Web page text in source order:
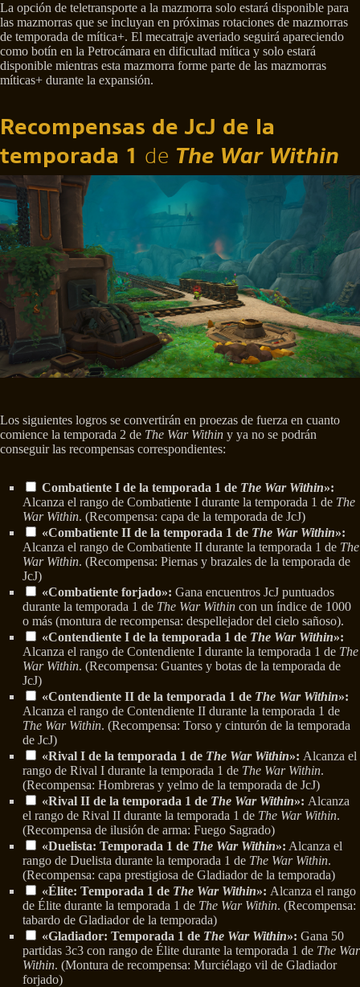
La opción de teletransporte a la mazmorra solo estará disponible para
las mazmorras que se incluyan en próximas rotaciones de mazmorras
de temporada de mítica+. El mecatraje averiado seguirá apareciendo
como botín en la Petrocámara en dificultad mítica y solo estará
disponible mientras esta mazmorra forme parte de las mazmorras
míticas+ durante la expansión.
Recompensas de JcJ de la
temporada 1 de The War Within
Los siguientes logros se convertirán en proezas de fuerza en cuanto
comience la temporada 2 de The War Within y ya no se podrán
conseguir las recompensas correspondientes:
Combatiente I de la temporada 1 de The War Within»:
Alcanza el rango de Combatiente I durante la temporada 1 de The
War Within. (Recompensa: capa de la temporada de JcJ)
«Combatiente II de la temporada 1 de The War Within»:
Alcanza el rango de Combatiente II durante la temporada 1 de The
War Within. (Recompensa: Piernas y brazales de la temporada de
JcJ)
«Combatiente forjado»: Gana encuentros JcJ puntuados
durante la temporada 1 de The War Within con un índice de 1000
o más (montura de recompensa: despellejador del cielo sañoso).
«Contendiente I de la temporada 1 de The War Within»:
Alcanza el rango de Contendiente I durante la temporada 1 de The
War Within. (Recompensa: Guantes y botas de la temporada de
JcJ)
«Contendiente II de la temporada 1 de The War Within»:
Alcanza el rango de Contendiente II durante la temporada 1 de
The War Within. (Recompensa: Torso y cinturón de la temporada
de JcJ)
«Rival I de la temporada 1 de The War Within»: Alcanza el
rango de Rival I durante la temporada 1 de The War Within.
(Recompensa: Hombreras y yelmo de la temporada de JcJ)
«Rival II de la temporada 1 de The War Within»: Alcanza
el rango de Rival II durante la temporada 1 de The War Within.
(Recompensa de ilusión de arma: Fuego Sagrado)
«Duelista: Temporada 1 de The War Within»: Alcanza el
rango de Duelista durante la temporada 1 de The War Within.
(Recompensa: capa prestigiosa de Gladiador de la temporada)
«Élite: Temporada 1 de The War Within»: Alcanza el rango
de Élite durante la temporada 1 de The War Within. (Recompensa:
tabardo de Gladiador de la temporada)
«Gladiador: Temporada 1 de The War Within»: Gana 50
partidas 3c3 con rango de Élite durante la temporada 1 de The War
Within. (Montura de recompensa: Murciélago vil de Gladiador
forjado)